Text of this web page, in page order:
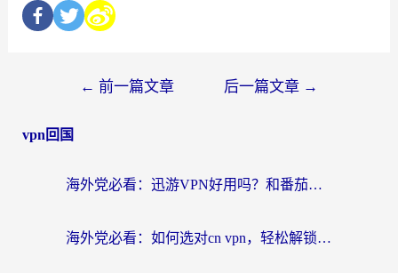
← 前一篇文章 后一篇文章 →
vpn回国
海外党必看：迅游VPN好用吗？和番茄加速器VPN对比哪个回国效果更好？
海外党必看：如何选对cn vpn，轻松解锁国内影音游戏？